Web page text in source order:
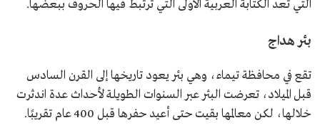
التي تُعد الكتابة العربية الأولى التي ترتبط فيها الحروف ببعضها.
بئر هداج
تقع في محافظة تيماء، وهي بئر يعود تاريخها إلى القرن السادس
قبل الميلاد، تعرضت البئر عبر السنوات الطويلة لأحداث عدة اندثرت
خلالها، لكن معالمها بقيت حتى أعيد حفرها قبل 400 عام تقريبًا.